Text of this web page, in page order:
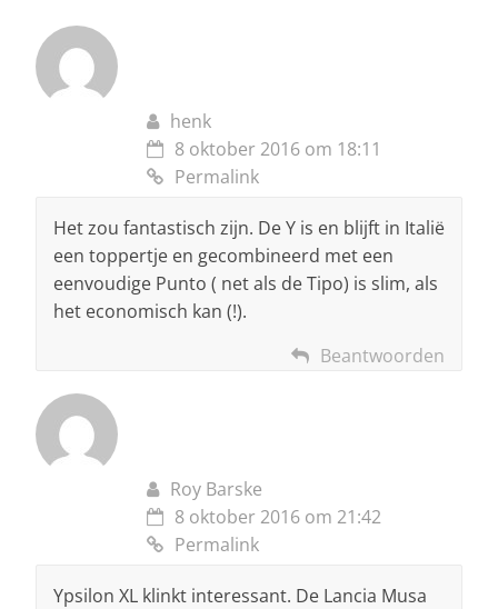
henk
8 oktober 2016 om 18:11
Permalink
Het zou fantastisch zijn. De Y is en blijft in Italië
een toppertje en gecombineerd met een
eenvoudige Punto ( net als de Tipo) is slim, als
het economisch kan (!).
Beantwoorden
Roy Barske
8 oktober 2016 om 21:42
Permalink
Ypsilon XL klinkt interessant. De Lancia Musa